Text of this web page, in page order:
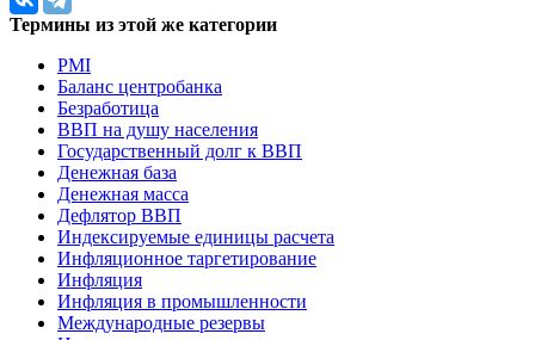
Термины из этой же категории
PMI
Баланс центробанка
Безработица
ВВП на душу населения
Государственный долг к ВВП
Денежная база
Денежная масса
Дефлятор ВВП
Индексируемые единицы расчета
Инфляционное таргетирование
Инфляция
Инфляция в промышленности
Международные резервы